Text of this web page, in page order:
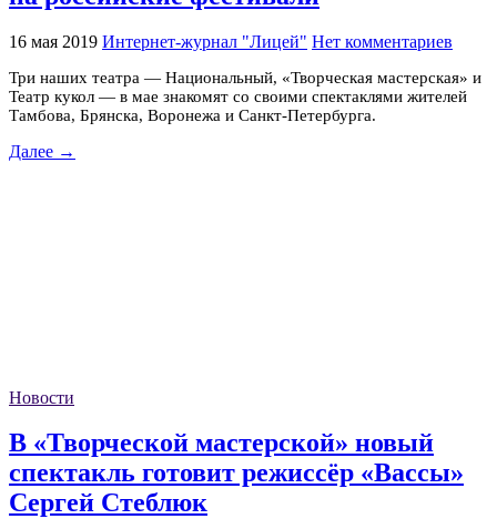
16 мая 2019 Интернет-журнал "Лицей" Нет комментариев
Три наших театра — Национальный, «Творческая мастерская» и
Театр кукол — в мае знакомят со своими спектаклями жителей
Тамбова, Брянска, Воронежа и Санкт-Петербурга.
Далее →
Новости
В «Творческой мастерской» новый
спектакль готовит режиссёр «Вассы»
Сергей Стеблюк